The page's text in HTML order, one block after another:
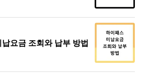
요금 조회와 납부 방법